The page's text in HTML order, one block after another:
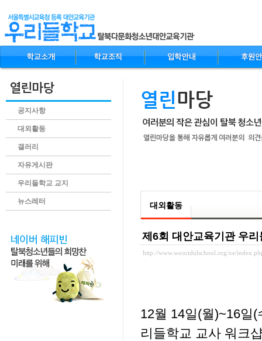
공지사항
대외활동
갤러리
자유게시판
우리들학교 교지
뉴스레터 대외활동
제6회 대안교육기관 우
http://www.wooridulschool.org/xe/
12월 14일(월)~16일
리들학교 교사 워크